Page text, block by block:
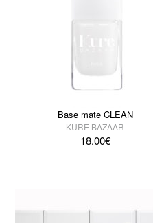
Base mate CLEAN
KURE BAZAAR
18.00€